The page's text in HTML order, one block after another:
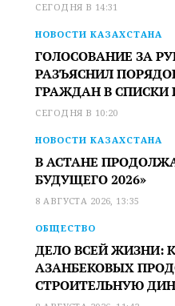
СЕГОДНЯ В 14:31
НОВОСТИ КАЗАХСТАНА
ГОЛОСОВАНИЕ ЗА
РАЗЪЯСНИЛ
ГРАЖДАН В СПИСКИ
СЕГОДНЯ В 10:20
НОВОСТИ КАЗАХСТАНА
В АСТАНЕ
БУДУЩЕГО 2026»
8 АВГУСТА 2026, 13:35
ОБЩЕСТВО
ДЕЛО ВСЕЙ ЖИЗНИ:
АЗАНБЕКОВЫХ
СТРОИТЕЛЬНУЮ